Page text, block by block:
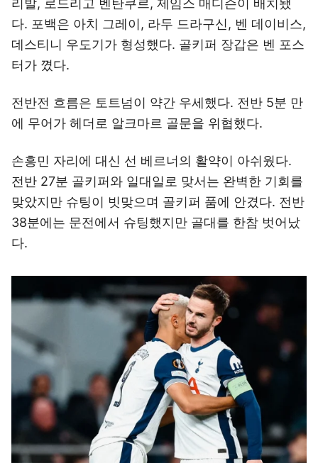
다. 포백은 아치 그레이, 라두 드라구신, 벤 데이비스,
데스티니 우도기가 형성했다. 골키퍼 장갑은 벤 포스
터가 꼈다.
전반전 흐름은 토트넘이 약간 우세했다. 전반 5분 만
에 무어가 헤더로 알크마르 골문을 위협했다.
손흥민 자리에 대신 선 베르너의 활약이 아쉬웠다.
전반 27분 골키퍼와 일대일로 맞서는 완벽한 기회를
맞았지만 슈팅이 빗맞으며 골키퍼 품에 안겼다. 전반
38분에는 문전에서 슈팅했지만 골대를 한참 벗어났
다.